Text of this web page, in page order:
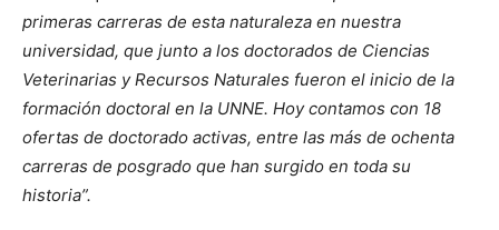
primeras carreras de esta naturaleza en nuestra
universidad, que junto a los doctorados de Ciencias
Veterinarias y Recursos Naturales fueron el inicio de la
formación doctoral en la UNNE. Hoy contamos con 18
ofertas de doctorado activas, entre las más de ochenta
carreras de posgrado que han surgido en toda su
historia”.